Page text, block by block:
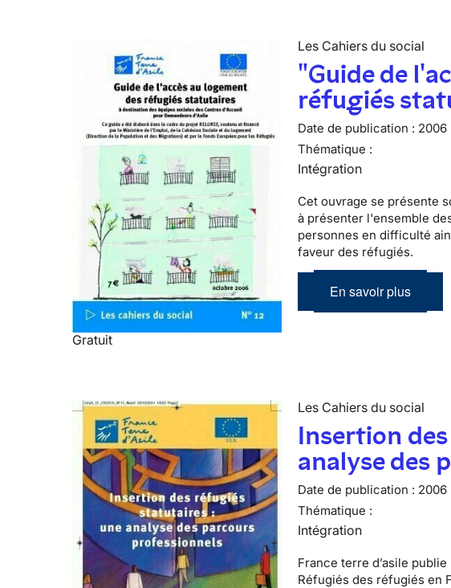
Gratuit
Les Cahiers du social
"Guide de
réfugiés
Date de publication : 2006
Thématique :
Intégration
Cet ouvrage se présente
à présenter l'ensemble
personnes en difficulté
faveur des réfugiés.
En savoir plus
Les Cahiers du social
Insertion
analyse des
Date de publication : 2006
Thématique :
Intégration
France terre d’asile
Réfugiés des réfugiés en